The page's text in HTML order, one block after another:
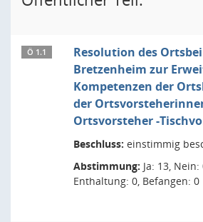
Ö 1.1
Resolution des
Bretzenheim zur
Kompetenzen der
der
Ortsvorsteher -
Beschluss: einstimmig
Abstimmung: Ja: 13, Nein:
Enthaltung: 0, Befangen: 0